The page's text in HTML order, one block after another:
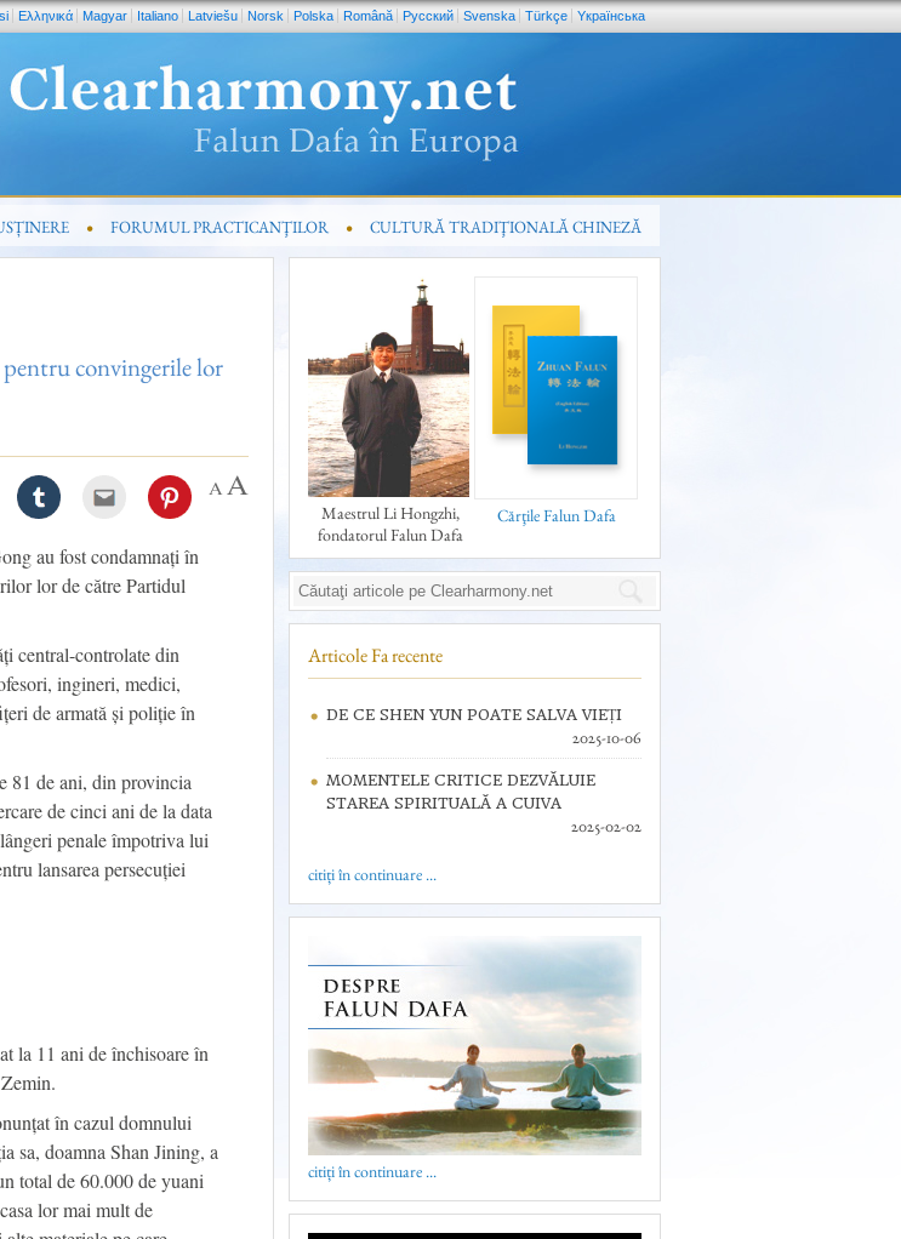
Ελληνικά Magyar Italiano Latviešu Norsk Polska Română Pусский Svenska Türkçe Yкраїнська
FORUMUL PRACTICANŢILOR CULTURĂ TRADIŢIONALĂ CHINEZĂ
pentru convingerile lor
au fost condamnați în
lor de către Partidul
central-controlate din
ingineri, medici,
de armată și poliție în
81 de ani, din provincia
de cinci ani de la data
penale împotriva lui
lansarea persecuției
la 11 ani de închisoare în
în cazul domnului
sa, doamna Shan Jining, a
total de 60.000 de yuani
lor mai mult de
Maestrul Li Hongzhi,
fondatorul Falun Dafa
Cărţile Falun Dafa
Articole Fa recente
DE CE SHEN YUN POATE SALVA VIEȚI
2025-10-06
MOMENTELE CRITICE DEZVĂLUIE
STAREA SPIRITUALĂ A CUIVA
2025-02-02
citiți în continuare ...
citiți în continuare ...